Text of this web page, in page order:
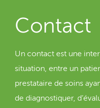
Contact
Un contact est une
situation, entre un
prestataire de soins
de diagnostiquer,